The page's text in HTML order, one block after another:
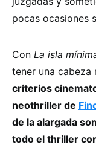
pocas ocasiones
Con La isla
tener una cabeza
criterios
neothriller de
de la alargada
todo el thriller